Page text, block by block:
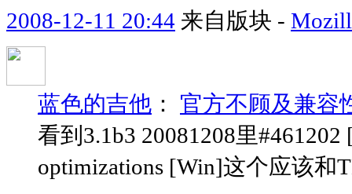
2008-12-11 20:44 来自版块 -
蓝色的吉他 ： 官方不顾及兼容
看到3.1b3 20081208里#461202
optimizations [Win]这个应该和